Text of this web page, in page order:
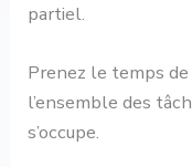
partiel.
Prenez le temps
l’ensemble des
s’occupe.